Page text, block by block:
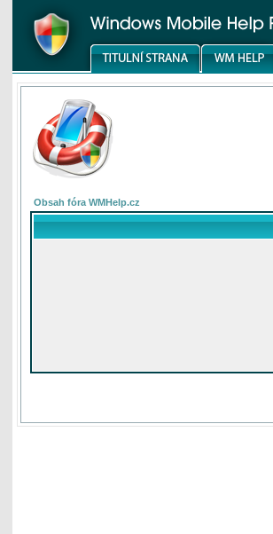
Obsah fóra WMHelp.cz